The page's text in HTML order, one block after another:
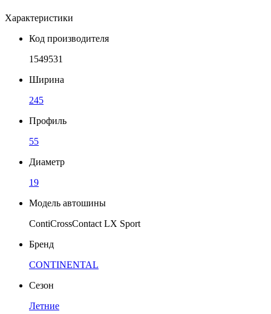
Характеристики
Код производителя
1549531
Ширина
245
Профиль
55
Диаметр
19
Модель автошины
ContiCrossContact LX Sport
Бренд
CONTINENTAL
Сезон
Летние